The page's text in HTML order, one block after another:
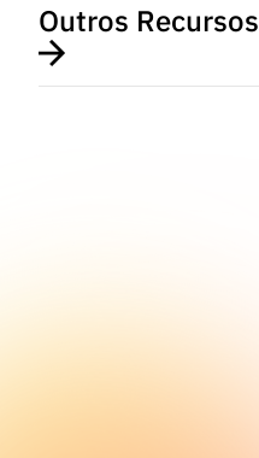
Outros Recursos